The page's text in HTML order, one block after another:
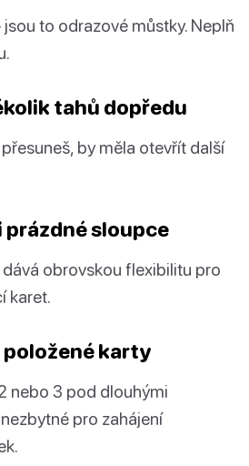
to odrazové můstky. Neplň
tahů dopředu
by měla otevřít další
sloupce
obrovskou flexibilitu pro
karet.
položené karty
nebo 3 pod dlouhými
pro zahájení